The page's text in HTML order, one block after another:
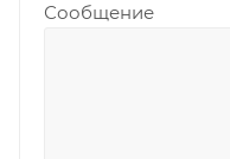
Сообщение